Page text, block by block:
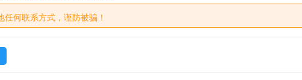
何联系方式，谨防被骗！